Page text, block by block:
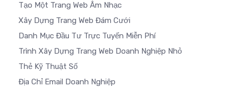
Tạo Một Trang Web Âm Nhạc
Xây Dựng Trang Web Đám Cưới
Danh Mục Đầu Tư Trực Tuyến Miễn Phí
Trình Xây Dựng Trang Web Doanh Nghiệp Nhỏ
Thẻ Kỹ Thuật Số
Địa Chỉ Email Doanh Nghiệp